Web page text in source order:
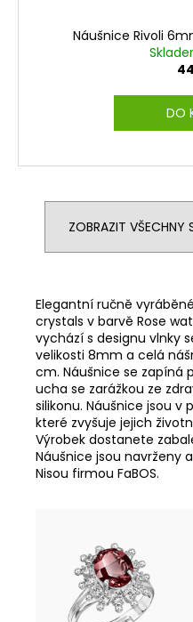
Náušnice Rivoli
DO
ZOBRAZIT VŠECHNY
Elegantní ručně
crystals v barvě Rose
vychází s designu vlnky
velikosti 8mm a celá
cm. Náušnice se zapíná
ucha se zarážkou ze
silikonu. Náušnice jsou v
které zvyšuje jejich
Výrobek dostanete
Náušnice jsou navrženy
Nisou firmou FaBOS.